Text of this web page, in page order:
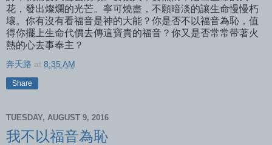
花，發出燦爛的光芒。寧可燒盡，不願暗淡的讓生命慢慢朽
壞。你有沒有看福音是神的大能？你是否不以福音為恥，值
得你擺上生命代價去傳這寶貴的福音？你又是否常常带著火
熱的心去事奉主？
奔天路 at 8:35 AM
Share
TUESDAY, AUGUST 9, 2016
我不以福音為恥